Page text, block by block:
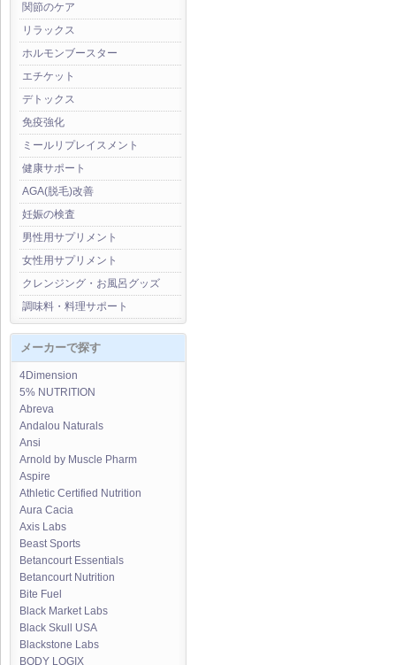
関節のケア
リラックス
ホルモンブースター
エチケット
デトックス
免疫強化
ミールリプレイスメント
健康サポート
AGA(脱毛)改善
妊娠の検査
男性用サプリメント
女性用サプリメント
クレンジング・お風呂グッズ
調味料・料理サポート
メーカーで探す
4Dimension
5% NUTRITION
Abreva
Andalou Naturals
Ansi
Arnold by Muscle Pharm
Aspire
Athletic Certified Nutrition
Aura Cacia
Axis Labs
Beast Sports
Betancourt Essentials
Betancourt Nutrition
Bite Fuel
Black Market Labs
Black Skull USA
Blackstone Labs
BODY LOGIX